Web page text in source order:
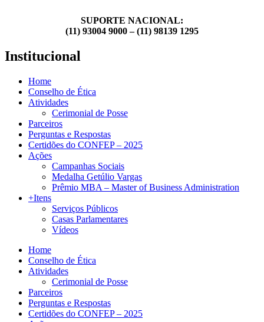
SUPORTE NACIONAL:
(11) 93004 9000 – (11) 98139 1295
Institucional
Home
Conselho de Ética
Atividades
Cerimonial de Posse
Parceiros
Perguntas e Respostas
Certidões do CONFEP – 2025
Ações
Campanhas Sociais
Medalha Getúlio Vargas
Prêmio MBA – Master of Business Administration
+Itens
Serviços Públicos
Casas Parlamentares
Vídeos
Home
Conselho de Ética
Atividades
Cerimonial de Posse
Parceiros
Perguntas e Respostas
Certidões do CONFEP – 2025